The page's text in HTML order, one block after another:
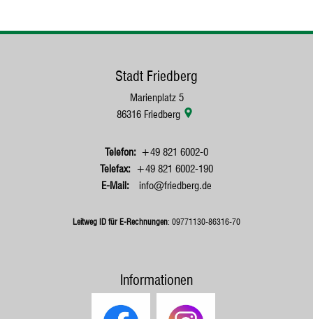
Stadt Friedberg
Marienplatz 5
86316 Friedberg
+49 821 6002-0
+49 821 6002-190
info@friedberg.de
Leitweg ID für E-Rechnungen: 09771130-86316-70
Informationen